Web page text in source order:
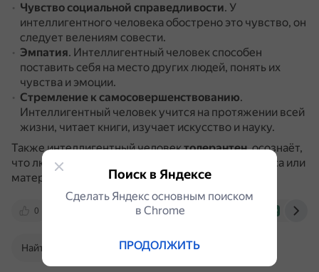
Чувство социальной справедливости. У
интеллигентного человека обострено это чувство, он
следует велениям совести.
Эмпатия. Интеллигентный человек способен
поставить себя на место других людей, понять их
чувства и эмоции.
Стремление к самосовершенствованию.
Интеллигентный человек учится на протяжении всей
жизни, читает книги, изучает искусство и науку.
Также интеллигентный человектолерантен, осознаёт,
что люди равны независимо от цвета кожи, статуса или
материального положения.
0 ru.wikipedia.org reshak.ru
Найти в Поиске
Поиск в Яндексе
Сделать Яндекс основным поиском
в Сhrome
ПРОДОЛЖИТЬ